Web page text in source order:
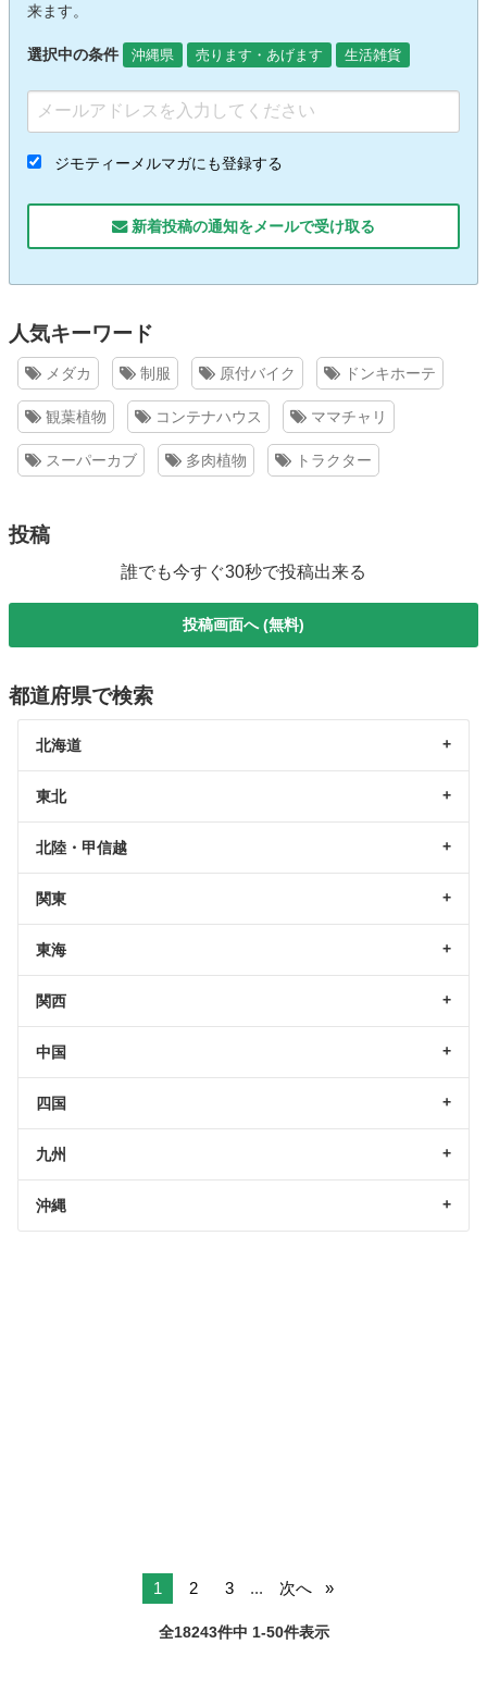
来ます。
選択中の条件 沖縄県 売ります・あげます 生活雑貨
ジモティーメルマガにも登録する
新着投稿の通知をメールで受け取る
人気キーワード
メダカ 制服 原付バイク ドンキホーテ
観葉植物 コンテナハウス ママチャリ
スーパーカブ 多肉植物 トラクター
投稿
誰でも今すぐ30秒で投稿出来る
投稿画面へ (無料)
都道府県で検索
北海道
東北
北陸・甲信越
関東
東海
関西
中国
四国
九州
沖縄
1 2 3 ... 次へ
全18243件中 1-50件表示